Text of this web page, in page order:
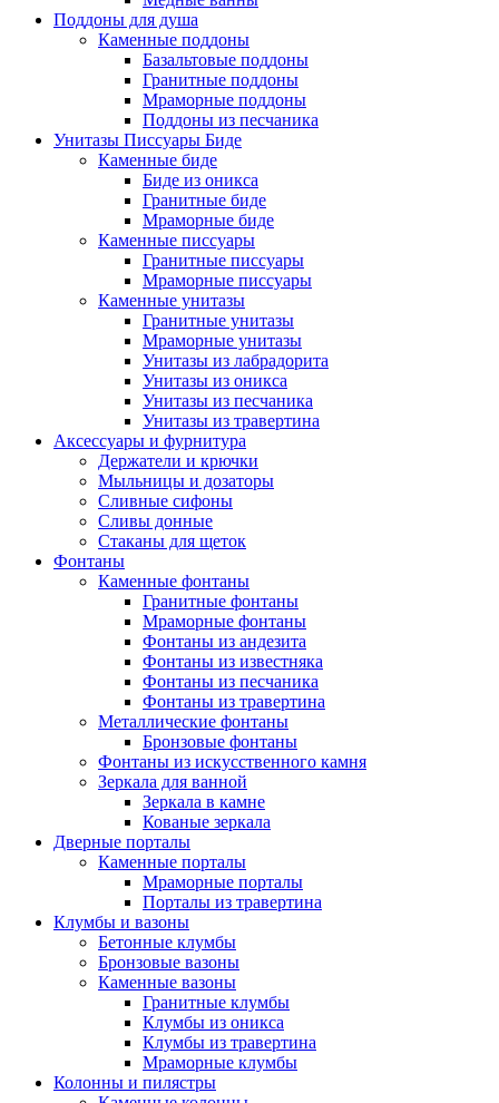
Поддоны для душа
Каменные поддоны
Базальтовые поддоны
Гранитные поддоны
Мраморные поддоны
Поддоны из песчаника
Унитазы Писсуары Биде
Каменные биде
Биде из оникса
Гранитные биде
Мраморные биде
Каменные писсуары
Гранитные писсуары
Мраморные писсуары
Каменные унитазы
Гранитные унитазы
Мраморные унитазы
Унитазы из лабрадорита
Унитазы из оникса
Унитазы из песчаника
Унитазы из травертина
Аксессуары и фурнитура
Держатели и крючки
Мыльницы и дозаторы
Сливные сифоны
Сливы донные
Стаканы для щеток
Фонтаны
Каменные фонтаны
Гранитные фонтаны
Мраморные фонтаны
Фонтаны из андезита
Фонтаны из известняка
Фонтаны из песчаника
Фонтаны из травертина
Металлические фонтаны
Бронзовые фонтаны
Фонтаны из искусственного камня
Зеркала для ванной
Зеркала в камне
Кованые зеркала
Дверные порталы
Каменные порталы
Мраморные порталы
Порталы из травертина
Клумбы и вазоны
Бетонные клумбы
Бронзовые вазоны
Каменные вазоны
Гранитные клумбы
Клумбы из оникса
Клумбы из травертина
Мраморные клумбы
Колонны и пилястры